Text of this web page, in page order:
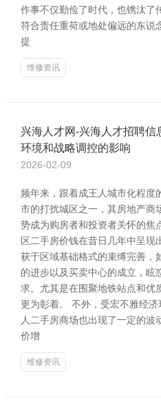
作事不仅勤俭了时代，也镌汰了
符合责任重荷或地处偏远的东说
提
维修资讯
兴海人才网-兴海人才招聘
环境和战略调控的影响
2026-02-09
频年来，跟着成王人城市化程度
市的打扰城区之一，其房地产商
势成为购房者和投资者关怀的焦
区二手房价钱在昔日几年中呈现
获于区域基础格式的束缚完善，
的进步以及买卖中心的成立，眩
求。尤其是在围聚地铁站点和优
更为彰着。 不外，受宏不雅经
人二手房商场也出现了一定的
价增
维修资讯